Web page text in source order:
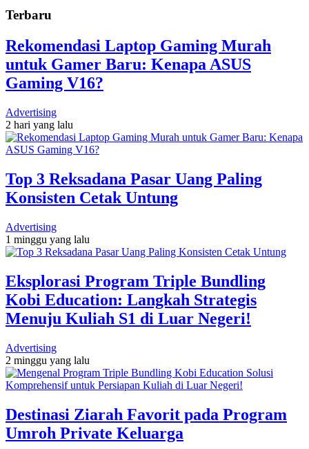
Terbaru
Rekomendasi Laptop Gaming Murah
untuk Gamer Baru: Kenapa ASUS
Gaming V16?
Advertising
2 hari yang lalu
Top 3 Reksadana Pasar Uang Paling
Konsisten Cetak Untung
Advertising
1 minggu yang lalu
Eksplorasi Program Triple Bundling
Kobi Education: Langkah Strategis
Menuju Kuliah S1 di Luar Negeri!
Advertising
2 minggu yang lalu
Destinasi Ziarah Favorit pada Program
Umroh Private Keluarga